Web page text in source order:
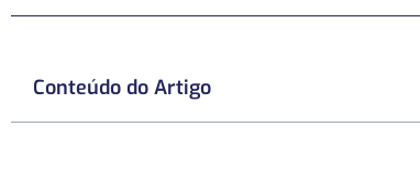
Conteúdo do Artigo